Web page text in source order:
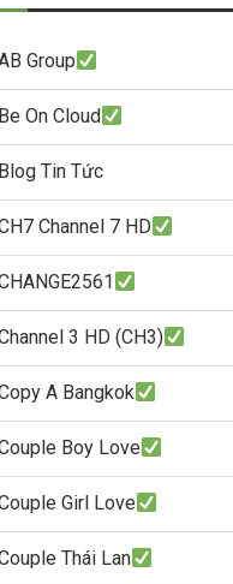
Group
On Cloud
Tin Tức
Channel 7 HD
3 HD (CH3)
A Bangkok
Boy Love
Girl Love
Thái Lan